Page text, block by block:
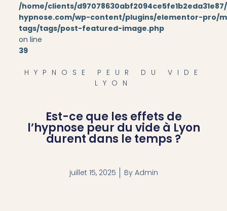
/home/clients/
hypnose.com/wp-content/plugins/elementor-pro/
tags/tags/post-featured-image.php
on line
39
HYPNOSE PEUR DU VIDE
LYON
Est-ce que les effets de
l’hypnose peur du vide à Lyon
durent dans le temps ?
juillet 15, 2025 ByAdmin